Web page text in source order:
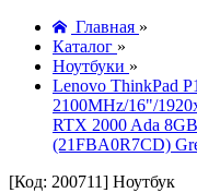
Главная »
Каталог »
Ноутбуки »
Lenovo ThinkPad
2100MHz/16"/
RTX 2000 Ada
(21FBA0R7CD)
[Код: 200711] Ноутбук